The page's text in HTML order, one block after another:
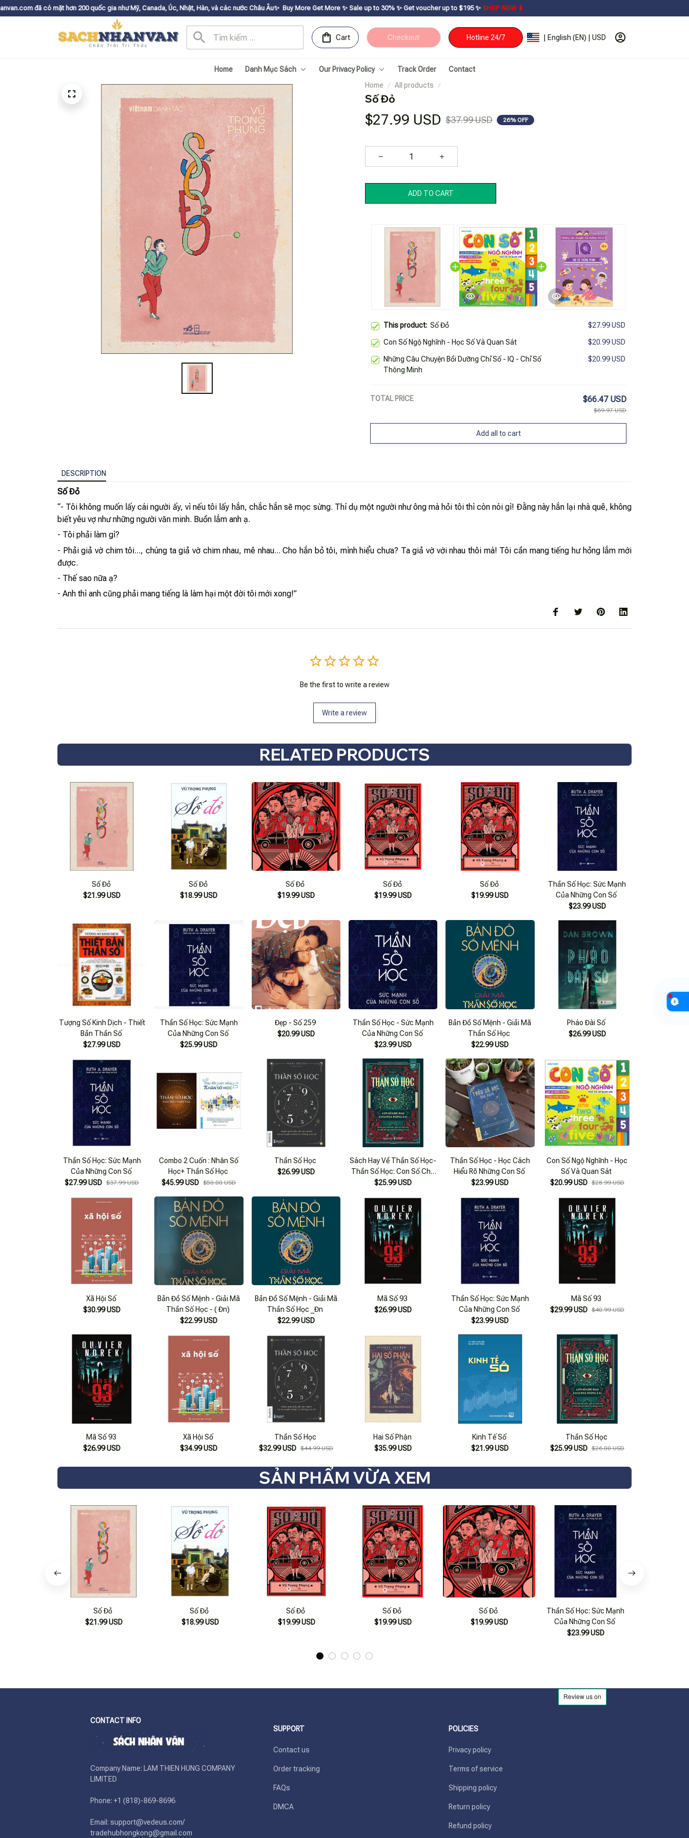
hơn 200 quốc gia như Mỹ, Canada, Úc, Nhật, Hàn, và các nước Châu Âu✨ Buy More Get Moreㅤ ✨ㅤ Sale up to 30% ㅤ✨ㅤ Get voucher up to $195ㅤ ✨ㅤSHOP NOW ⬇
Cart Checkout Hotline 24/7 | English (EN) | USD
Home Danh Mục Sách Our Privacy Policy Track Order
Contact
Home
All products
Số Đỏ
$27.99 USD $37.99 USD 26% OFF
ADD TO CART
This product: Số Đỏ $27.99 USD
Con Số Ngộ Nghĩnh - Học Số Và Quan Sát $20.99 USD
Những Câu Chuyện Bồi Dưỡng Chỉ Số - IQ - Chỉ Số
Thông Minh
$20.99 USD
TOTAL PRICE $66.47 USD
$69.97 USD
Add all to cart
DESCRIPTION
Số Đỏ
“- Tôi không muốn lấy cái người ấy, vì nếu tôi lấy hắn, chắc hắn sẽ mọc sừng. Thí dụ một người như ông mà hỏi tôi thì còn nói gì! Đằng này hắn lại nhà quê, không
biết yêu vợ như những người văn minh. Buồn lắm anh ạ.
- Tôi phải làm gì?
- Phải giả vờ chim tôi..., chúng ta giả vờ chim nhau, mê nhau... Cho hắn bỏ tôi, mình hiểu chưa? Ta giả vờ với nhau thôi mà! Tôi cần mang tiếng hư hỏng lắm mới
được.
- Thế sao nữa ạ?
- Anh thì anh cũng phải mang tiếng là làm hại một đời tôi mới xong!”
Be the first to write a review
Write a review
RELATED PRODUCTS
Số Đỏ
$21.99 USD
Số Đỏ
$18.99 USD
Số Đỏ
$19.99 USD
Số Đỏ
$19.99 USD
Số Đỏ
$19.99 USD
Thần Số Học: Sức Mạnh
Của Những Con Số
$23.99 USD
Tượng Số Kinh Dịch - Thiết
Bản Thần Số
$27.99 USD
Thần Số Học: Sức Mạnh
Của Những Con Số
$25.99 USD
Đẹp - Số 259
$20.99 USD
Thần Số Học - Sức Mạnh
Của Những Con Số
$23.99 USD
Bản Đồ Số Mệnh - Giải Mã
Thần Số Học
$22.99 USD
Pháo Đài Số
$26.99 USD
Thần Số Học: Sức Mạnh
Của Những Con Số
$27.99 USD $37.99 USD
Combo 2 Cuốn : Nhân Số
Học+ Thần Số Học
$45.99 USD
$50.00 USD
Thần Số Học
$26.99 USD
Sách Hay Về Thần Số Học-
Thần Số Học: Con Số Chủ
Đạo Khai Phá Tương Lai
$25.99 USD
Thần Số Học - Học Cách
Hiểu Rõ Những Con Số
$23.99 USD
Con Số Ngộ Nghĩnh - Học
Số Và Quan Sát
$20.99 USD $28.99 USD
Xã Hội Số
$30.99 USD
Bản Đồ Số Mệnh - Giải Mã
Thần Số Học - ( Đn)
$22.99 USD
Bản Đồ Số Mệnh - Giải Mã
Thần Số Học _Đn
$22.99 USD
Mã Số 93
$26.99 USD
Thần Số Học: Sức Mạnh
Của Những Con Số
$23.99 USD
Mã Số 93
$29.99 USD $40.99 USD
Mã Số 93
$26.99 USD
Xã Hội Số
$34.99 USD
Thần Số Học
$32.99 USD $44.99 USD
Hai Số Phận
$35.99 USD
Kinh Tế Số
$21.99 USD
Thần Số Học
$25.99 USD $26.00 USD
SẢN PHẨM VỪA XEM
Số Đỏ
$21.99 USD
Số Đỏ
$18.99 USD
Số Đỏ
$19.99 USD
Số Đỏ
$19.99 USD
Số Đỏ
$19.99 USD
Thần Số Học: Sức Mạnh
Của Những Con Số
$23.99 USD
CONTACT INFO
Company Name: LAM THIEN HUNG COMPANY
LIMITED
Phone: +1 (818)-869-8696
Email: support@vedeus.com/
tradehubhongkong@gmail.com
SUPPORT
Contact us
Order tracking
FAQs
DMCA
POLICIES
Privacy policy
Terms of service
Shipping policy
Return policy
Refund policy